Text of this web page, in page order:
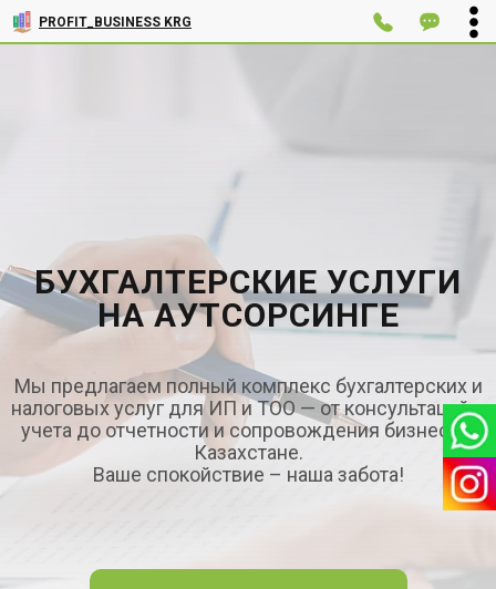
PROFIT_BUSINESS KRG
БУХГАЛТЕРСКИЕ УСЛУГИ
НА АУТСОРСИНГЕ
Мы предлагаем полный комплекс бухгалтерских и
налоговых услуг для ИП и ТОО — от консультаций и
учета до отчетности и сопровождения бизнеса в
Казахстане.
Ваше спокойствие – наша забота!